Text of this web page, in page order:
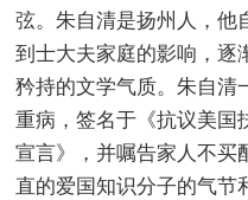
弦。朱自清是扬州人，他
到士大夫家庭的影响，逐
矜持的文学气质。朱自清
重病，签名于《抗议美国
宣言》，并嘱告家人不买
直的爱国知识分子的气节